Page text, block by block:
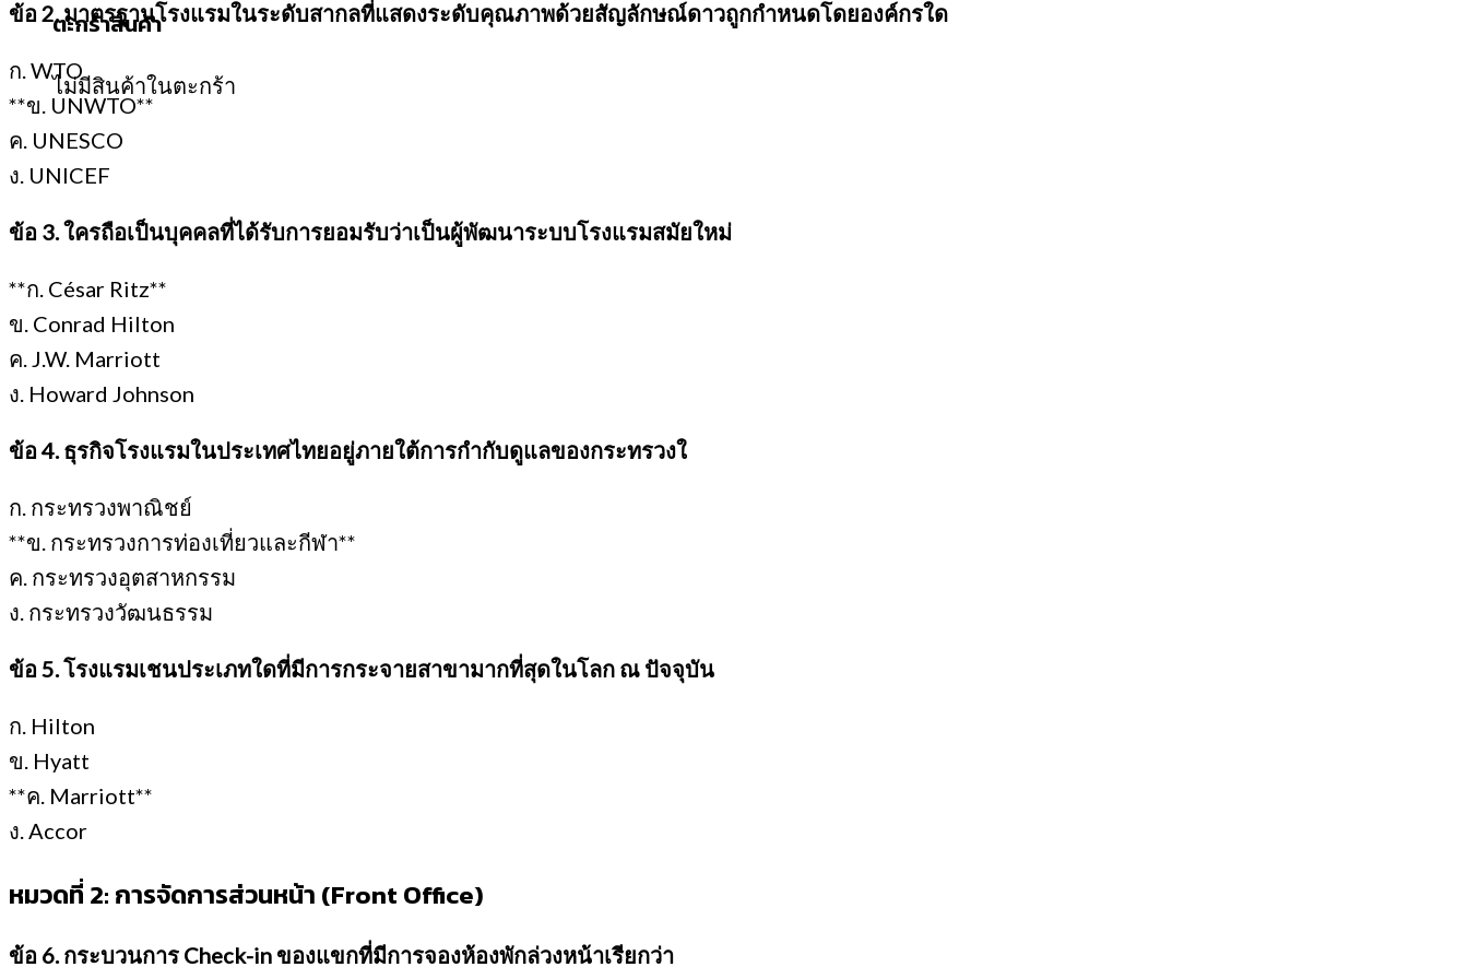
ตะกร้าสินค้า
ไม่มีสินค้าในตะกร้า
ข้อ 2. มาตรฐานโรงแรมในระดับสากลที่แสดงระดับคุณภาพด้วยสัญลักษณ์ดาวถูกกำหนดโดยองค์กรใด
ก. WTO
**ข. UNWTO**
ค. UNESCO
ง. UNICEF
ข้อ 3. ใครถือเป็นบุคคลที่ได้รับการยอมรับว่าเป็นผู้พัฒนาระบบโรงแรมสมัยใหม่
**ก. César Ritz**
ข. Conrad Hilton
ค. J.W. Marriott
ง. Howard Johnson
ข้อ 4. ธุรกิจโรงแรมในประเทศไทยอยู่ภายใต้การกำกับดูแลของกระทรวงใ
ก. กระทรวงพาณิชย์
**ข. กระทรวงการท่องเที่ยวและกีฬา**
ค. กระทรวงอุตสาหกรรม
ง. กระทรวงวัฒนธรรม
ข้อ 5. โรงแรมเชนประเภทใดที่มีการกระจายสาขามากที่สุดในโลก ณ ปัจจุบัน
ก. Hilton
ข. Hyatt
**ค. Marriott**
ง. Accor
หมวดที่ 2: การจัดการส่วนหน้า (Front Office)
ข้อ 6. กระบวนการ Check-in ของแขกที่มีการจองห้องพักล่วงหน้าเรียกว่า